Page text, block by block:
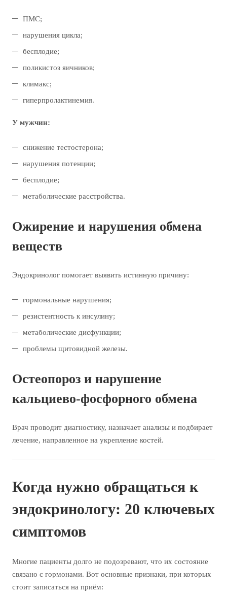
ПМС;
нарушения цикла;
бесплодие;
поликистоз яичников;
климакс;
гиперпролактинемия.
У мужчин:
снижение тестостерона;
нарушения потенции;
бесплодие;
метаболические расстройства.
Ожирение и нарушения обмена
веществ
Эндокринолог помогает выявить истинную причину:
гормональные нарушения;
резистентность к инсулину;
метаболические дисфункции;
проблемы щитовидной железы.
Остеопороз и нарушение
кальциево-фосфорного обмена
Врач проводит диагностику, назначает анализы и подбирает
лечение, направленное на укрепление костей.
Когда нужно обращаться к
эндокринологу: 20 ключевых
симптомов
Многие пациенты долго не подозревают, что их состояние
связано с гормонами. Вот основные признаки, при которых
стоит записаться на приём: